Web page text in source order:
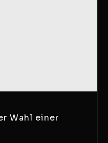
Wahl einer